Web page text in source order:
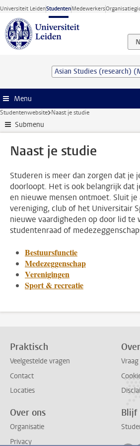
Ga direct naar de inhoud
Universiteit LeidenStudentenMedewerkers
Asian Studies (research)
Menu
Studentenwebsite Naast je studie
Submenu
Naast je studie
Studeren is meer dan zorgen dat je
doorloopt. Het is ook belangrijk dat
en nieuwe mensen ontmoet. Sluit je
vereniging, club of het Universitair
nieuwe vaardigheden op door lid te
studentenraad of
Bestuursfunctie
Medezeggenschap
Verenigingen
Sport & recreatie
Praktisch
Veelgestelde vragen
Contact
Locaties
Over ons
Organisatie
Privacy
Blijf